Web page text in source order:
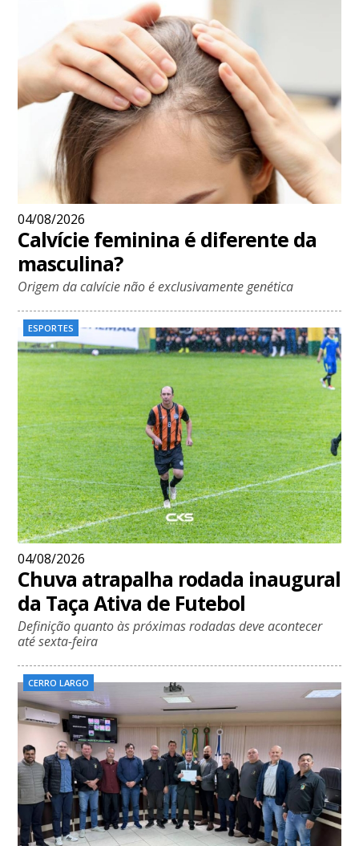
04/08/2026
Calvície feminina é diferente da
masculina?
Origem da calvície não é exclusivamente genética
ESPORTES
04/08/2026
Chuva atrapalha rodada inaugural
da Taça Ativa de Futebol
Definição quanto às próximas rodadas deve acontecer
até sexta-feira
CERRO LARGO